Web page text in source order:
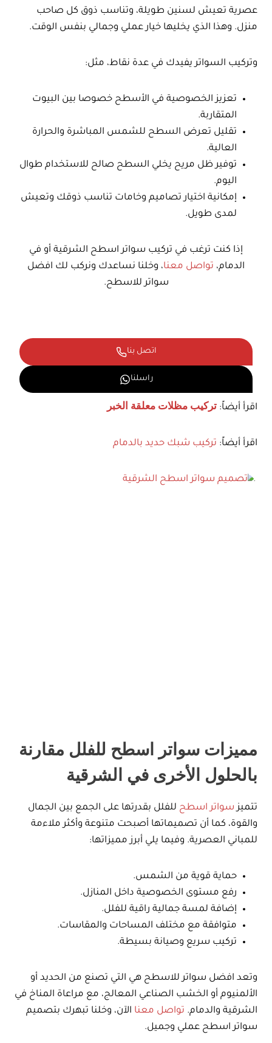
عصرية تعيش لسنين طويلة، وتناسب ذوق كل صاحب
منزل. وهذا الذي يخليها خيار عملي وجمالي بنفس الوقت.
وتركيب السواتر يفيدك في عدة نقاط، مثل:
تعزيز الخصوصية في الأسطح خصوصا بين البيوت
المتقاربة.
تقليل تعرض السطح للشمس المباشرة والحرارة
العالية.
توفير ظل مريح يخلي السطح صالح للاستخدام طوال
اليوم.
إمكانية اختيار تصاميم وخامات تناسب ذوقك وتعيش
لمدى طويل.
إذا كنت ترغب في تركيب سواتر اسطح الشرقية أو في
الدمام، تواصل معنا، وخلنا نساعدك ونركب لك افضل
سواتر للاسطح.
اتصل بنا
راسلنا
اقرأ أيضاً: تركيب مظلات معلقة الخبر
اقرأ أيضاً: تركيب شبك حديد بالدمام
مميزات سواتر اسطح للفلل مقارنة
بالحلول الأخرى في الشرقية
تتميز سواتر اسطح للفلل بقدرتها على الجمع بين الجمال
والقوة، كما أن تصميماتها أصبحت متنوعة وأكثر ملاءمة
للمباني العصرية. وفيما يلي أبرز مميزاتها:
حماية قوية من الشمس.
رفع مستوى الخصوصية داخل المنازل.
إضافة لمسة جمالية راقية للفلل.
متوافقة مع مختلف المساحات والمقاسات.
تركيب سريع وصيانة بسيطة.
وتعد افضل سواتر للاسطح هي التي تصنع من الحديد أو
الألمنيوم أو الخشب الصناعي المعالج، مع مراعاة المناخ في
الشرقية والدمام. تواصل معنا الآن، وخلنا تبهرك بتصميم
سواتر اسطح عملي وجميل.